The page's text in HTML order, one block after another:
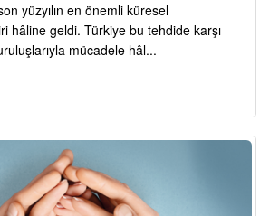
yüzyılın en önemli küresel
hâline geldi. Türkiye bu tehdide karşı
mücadele hâl...